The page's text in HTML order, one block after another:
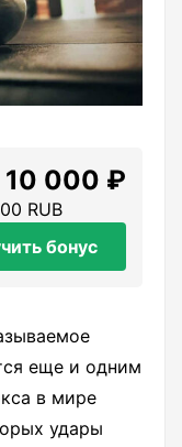
10 000 ₽
RUB
бонус
еще и одним
в мире
удары